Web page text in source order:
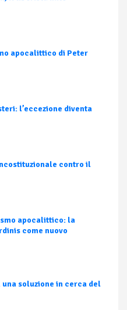
apocalittico di Peter
l’eccezione diventa
contro il
apocalittico: la
come nuovo
una soluzione in cerca del